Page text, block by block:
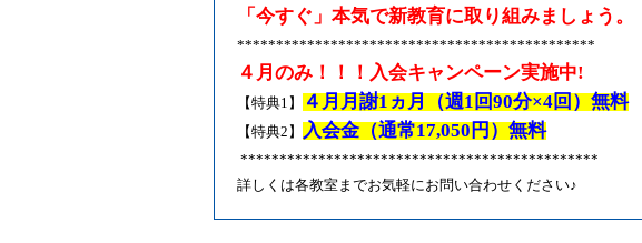
「今すぐ」本気で新教育に取り組みましょう。
**********************************************
４月のみ！！！入会キャンペーン実施中!
【特典1 】 ４月月謝1 ヵ月（週1 回90分×4回）無料
【特典2 】 入会金（通常17,050 円）無料
**********************************************
詳しくは各教室までお気軽にお問い合わせください♪